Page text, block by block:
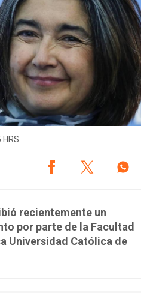
HRS.
recientemente un
por parte de la Facultad
Universidad Católica de